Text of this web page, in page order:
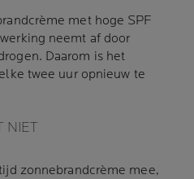
met hoge SPF
neemt af door
Daarom is het
twee uur opnieuw te
NIET
zonnebrandcrème mee,